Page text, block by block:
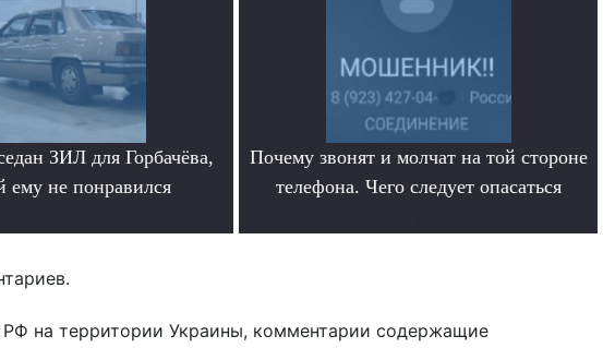
ЗИЛ для Горбачёва,
ему не понравился
Почему звонят и молчат на той стороне
телефона. Чего следует опасаться
на территории Украины, комментарии содержащие